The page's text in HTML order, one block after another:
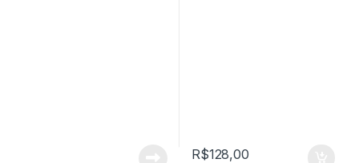
R$128,00